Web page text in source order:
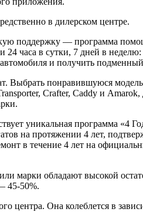
в дилерском центре.
поддержку — программа
часа в сутки, 7 дней в
и получить
Выбрать понравившуюся
Crafter, Caddy и
уникальная программа «4
на протяжении 4 лет,
в течение 4 лет на
марки обладают высокой
45-50%.
центра. Она колеблется в